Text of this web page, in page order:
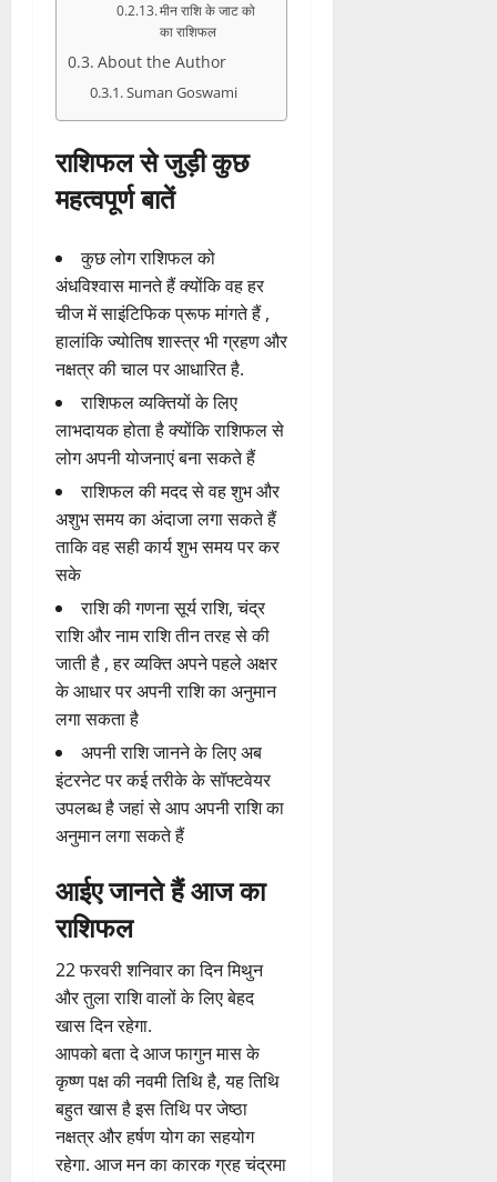
मीन राशि के जाट को
का राशिफल
About the Author
Suman Goswami
राशिफल से जुड़ी कुछ
महत्वपूर्ण बातें
कुछ लोग राशिफल को
अंधविश्वास मानते हैं क्योंकि वह हर
चीज में साइंटिफिक प्रूफ मांगते हैं ,
हालांकि ज्योतिष शास्त्र भी ग्रहण और
नक्षत्र की चाल पर आधारित है.
राशिफल व्यक्तियों के लिए
लाभदायक होता है क्योंकि राशिफल से
लोग अपनी योजनाएं बना सकते हैं
राशिफल की मदद से वह शुभ और
अशुभ समय का अंदाजा लगा सकते हैं
ताकि वह सही कार्य शुभ समय पर कर
सके
राशि की गणना सूर्य राशि, चंद्र
राशि और नाम राशि तीन तरह से की
जाती है , हर व्यक्ति अपने पहले अक्षर
के आधार पर अपनी राशि का अनुमान
लगा सकता है
अपनी राशि जानने के लिए अब
इंटरनेट पर कई तरीके के सॉफ्टवेयर
उपलब्ध है जहां से आप अपनी राशि का
अनुमान लगा सकते हैं
आईए जानते हैं आज का
राशिफल
22 फरवरी शनिवार का दिन मिथुन
और तुला राशि वालों के लिए बेहद
खास दिन रहेगा.
आपको बता दे आज फागुन मास के
कृष्ण पक्ष की नवमी तिथि है, यह तिथि
बहुत खास है इस तिथि पर जेष्ठा
नक्षत्र और हर्षण योग का सहयोग
रहेगा. आज मन का कारक ग्रह चंद्रमा